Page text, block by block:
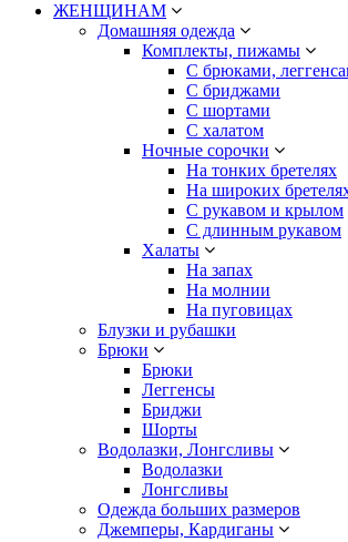
ЖЕНЩИНАМ
Домашняя одежда
Комплекты, пижамы
С брюками,
С бриджами
С шортами
С халатом
Ночные сорочки
На тонких бретелях
На широких
С рукавом и крылом
С длинным рукавом
Халаты
На запах
На молнии
На пуговицах
Блузки и рубашки
Брюки
Брюки
Леггенсы
Бриджи
Шорты
Водолазки, Лонгсливы
Водолазки
Лонгсливы
Одежда больших размеров
Джемперы, Кардиганы